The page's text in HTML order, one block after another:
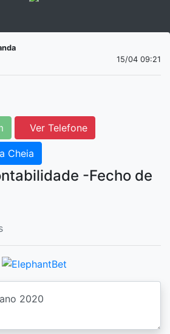
15/04 09:21
Ver Telefone
Cheia
-Fecho de